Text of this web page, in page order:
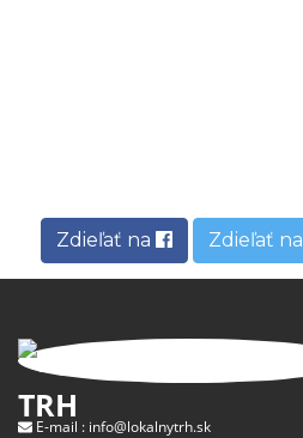
Zdieľať na Zdieľať na
TRH
E-mail : info@lokalnytrh.sk